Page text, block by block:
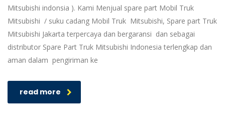
Mitsubishi indonsia ). Kami Menjual spare part Mobil Truk
Mitsubishi / suku cadang Mobil Truk Mitsubishi, Spare part Truk
Mitsubishi Jakarta terpercaya dan bergaransi dan sebagai
distributor Spare Part Truk Mitsubishi Indonesia terlengkap dan
aman dalam pengiriman ke
read more